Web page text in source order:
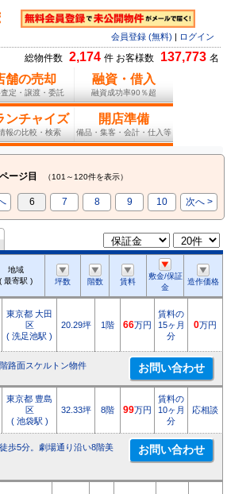
会員登録 (無料) ログイン
総物件数 2,174 件 お客様数 137,773 名
舗の売却
定・譲渡・委託
融資・借入
融資成功率90％超
ンチャイズ
報の比較・検索
開店準備
備品・集客・会計・仕入等
ージ目 （101～120件を表示）
6 7 8 9 10 次へ >
地域
( 最寄駅 )
坪数 階数 賃料
敷金/保証
金
造作価格
東京都 大田
区
( 洗足池駅 )
20.29坪 1階 66万円
賃料の
15ヶ月
分
0万円
路面スケルトン物件
東京都 豊島
区
( 池袋駅 )
32.33坪 8階 99万円
賃料の
10ヶ月
分
応相談
歩5分。劇場通り沿い8階美